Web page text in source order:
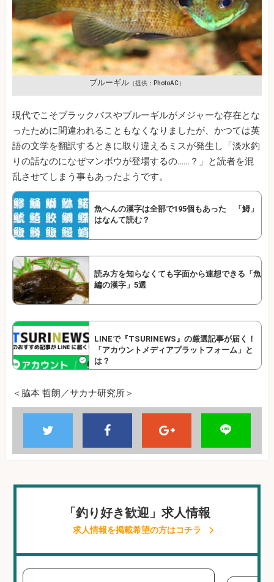
ブルーギル （提供：PhotoAC）
現代でこそブラックバスやブルーギルがメジャーな存在とな
ったために間違われることもなくなりましたが、かつては英
語の文学を翻訳するときに取り違えるミスが発生し「淡水釣
りの話なのになぜマンボウが登場するの……？」と読者を混
乱させてしまう事もあったようです。
魚へんの漢字は全部で195個もあった 「鱘」
はなんて読む？
読み方を知らなくても字面から連想できる「魚
編の漢字」5選
LINEで『TSURINEWS』の厳選記事が届く！
「アカウントメディアプラットフォーム」と
は？
＜脇本 哲朗／サカナ研究所＞
「釣り好き歓迎」求人情報
求人情報を掲載希望の方はコチラ